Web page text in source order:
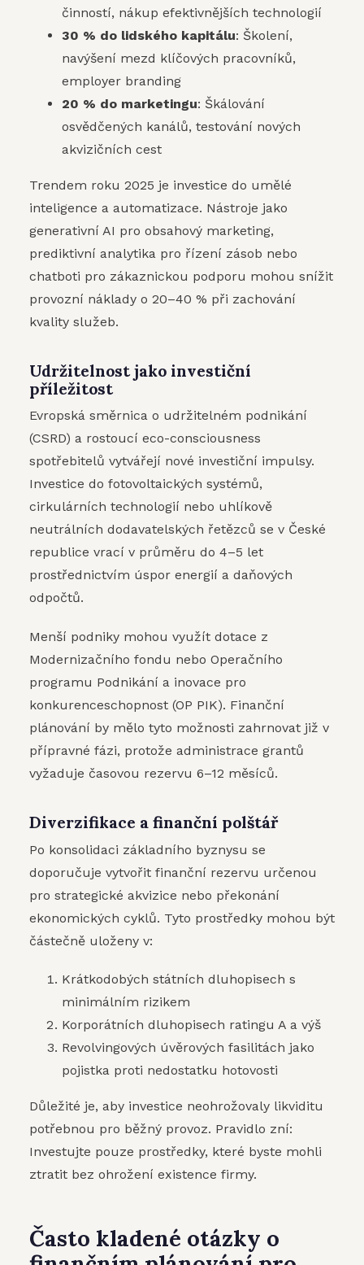
činností, nákup efektivnějších technologií
30 % do lidského kapitálu: Školení,
navýšení mezd klíčových pracovníků,
employer branding
20 % do marketingu: Škálování
osvědčených kanálů, testování nových
akvizičních cest
Trendem roku 2025 je investice do umělé
inteligence a automatizace. Nástroje jako
generativní AI pro obsahový marketing,
prediktivní analytika pro řízení zásob nebo
chatboti pro zákaznickou podporu mohou snížit
provozní náklady o 20–40 % při zachování
kvality služeb.
Udržitelnost jako investiční
příležitost
Evropská směrnica o udržitelném podnikání
(CSRD) a rostoucí eco-consciousness
spotřebitelů vytvářejí nové investiční impulsy.
Investice do fotovoltaických systémů,
cirkulárních technologií nebo uhlíkově
neutrálních dodavatelských řetězců se v České
republice vrací v průměru do 4–5 let
prostřednictvím úspor energií a daňových
odpočtů.
Menší podniky mohou využít dotace z
Modernizačního fondu nebo Operačního
programu Podnikání a inovace pro
konkurenceschopnost (OP PIK). Finanční
plánování by mělo tyto možnosti zahrnovat již v
přípravné fázi, protože administrace grantů
vyžaduje časovou rezervu 6–12 měsíců.
Diverzifikace a finanční polštář
Po konsolidaci základního byznysu se
doporučuje vytvořit finanční rezervu určenou
pro strategické akvizice nebo překonání
ekonomických cyklů. Tyto prostředky mohou být
částečně uloženy v:
Krátkodobých státních dluhopisech s
minimálním rizikem
Korporátních dluhopisech ratingu A a výš
Revolvingových úvěrových fasilitách jako
pojistka proti nedostatku hotovosti
Důležité je, aby investice neohrožovaly likviditu
potřebnou pro běžný provoz. Pravidlo zní:
Investujte pouze prostředky, které byste mohli
ztratit bez ohrožení existence firmy.
Často kladené otázky o